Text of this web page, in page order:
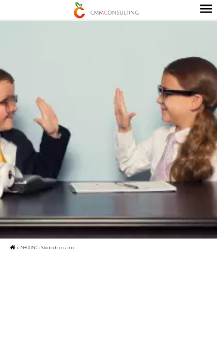
» INBOUND› Studio de création